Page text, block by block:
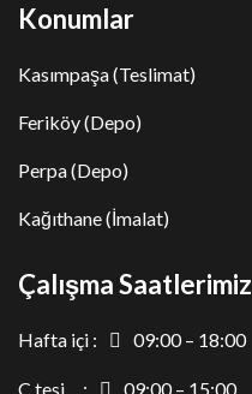
Konumlar
Kasımpaşa (Teslimat)
Feriköy (Depo)
Perpa (Depo)
Kağıthane (İmalat)
Çalışma Saatlerimiz
Hafta içi : 09:00 – 18:00
C.tesi : 09:00 – 15:00